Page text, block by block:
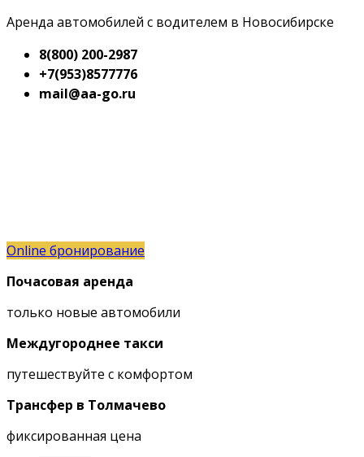
Аренда автомобилей с водителем в Новосибирске
8(800) 200-2987
+7(953)8577776
mail@aa-go.ru
Online бронирование
Почасовая аренда
только новые автомобили
Междугороднее такси
путешествуйте с комфортом
Трансфер в Толмачево
фиксированная цена